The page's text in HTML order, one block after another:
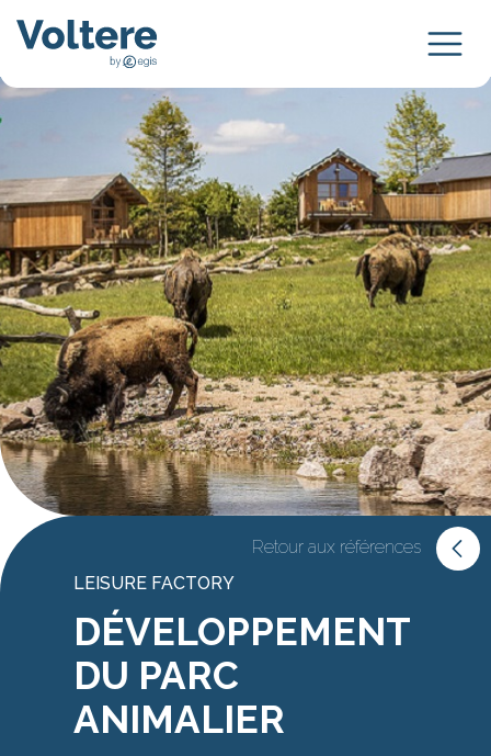
Retour aux références
LEISURE FACTORY
DÉVELOPPEMENT
DU PARC
ANIMALIER